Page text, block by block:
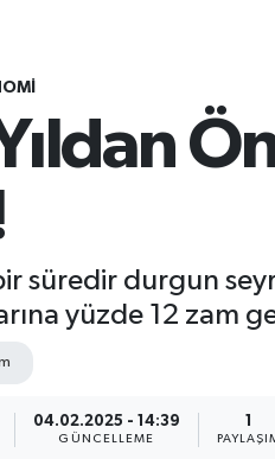
süredir durgun
yüzde 12 zam
04.02.2025 - 14:39
GÜNCELLEME
ve Fikstür